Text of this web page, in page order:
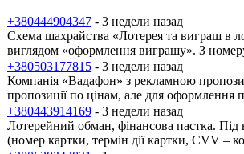
+380444904347 - 3 недели назад
Схема шахрайства «Лотерея та виграш в
виглядом «оформлення виграшу». З
+380503177815 - 3 недели назад
Компанія «Вадафон» з рекламною
пропозиції по цінам, але для оформлення
+380443914169 - 3 недели назад
Лотерейний обман, фінансова пастка.
(номер картки, термін дії картки, CVV